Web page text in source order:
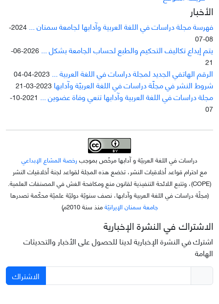
الأخبار
فهرسة مجلة دراسات في اللغة العربية وآدابها لجامعة سمنان ...
2024-
08-07
يتم إيداع تکاليف التحکيم والطبع لحساب الجامعة بشکل ...
2026-06-
21
الرقم الهاتفي الجديد لمجلة دراسات في اللغة العربية ... 2023-04-04
شروط النشر في مجلّة دراسات في اللغة العربيّة وآدابها 2023-03-21
مجلة دراسات في اللغة العربية وآدابها تنعي وفاة عضوين ...
2021-10-
07
دراسات في اللغة العربيّة و آدابها مرخّص بموجب رخصة المشاع الإبداعي
مع احترام قواعد أخلاقيات النشر، تخضع هذه المجلة لقواعد لجنة أخلاقيات النشر
(COPE)، وتتبع اللائحة التنفيذية لقانون منع ومكافحة الغش في المصنفات العلمية.
(مجلّة دراسات في اللغة العربية وآدابها، نصف سنويّة دوليّة علميّة محکّمة تصدرها
جامعة سمنان الإيرانيّةمنذ سنة 2010م)
الاشتراك في النشرة الإخبارية
اشترك في النشرة الإخبارية لدينا للحصول على الأخبار والتحديثات
الهامة
الاشتراك